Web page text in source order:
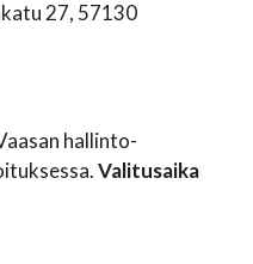
27, 57130
hallinto-
Valitusaika